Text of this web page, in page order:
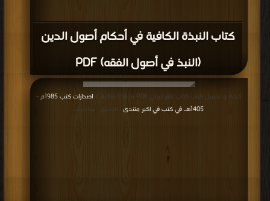
كتاب النبذة الكافية في أحكام أصول الدين
(النبذ في أصول الفقه) PDF
قراءة و تحميل كتاب كتاب علم البيان PDF مجانا | مكتبة >
اصدارات كتب 1985م -
1405هـ في كتب في اكبر منتدى
| التحميل : مرة/مرات